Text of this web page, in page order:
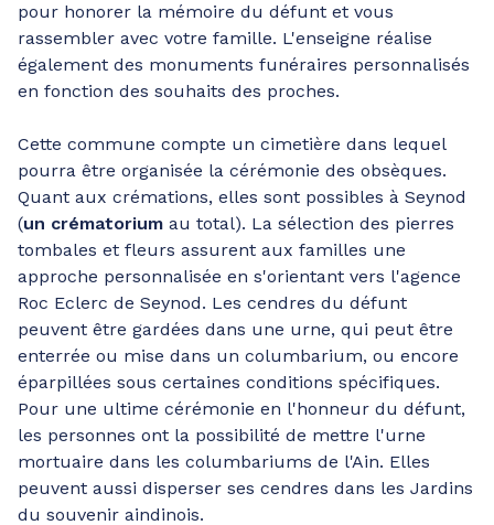
pour honorer la mémoire du défunt et vous
rassembler avec votre famille. L'enseigne réalise
également des monuments funéraires personnalisés
en fonction des souhaits des proches.
Cette commune compte un cimetière dans lequel
pourra être organisée la cérémonie des obsèques.
Quant aux crémations, elles sont possibles à Seynod
(un crématorium au total). La sélection des pierres
tombales et fleurs assurent aux familles une
approche personnalisée en s'orientant vers l'agence
Roc Eclerc de Seynod. Les cendres du défunt
peuvent être gardées dans une urne, qui peut être
enterrée ou mise dans un columbarium, ou encore
éparpillées sous certaines conditions spécifiques.
Pour une ultime cérémonie en l'honneur du défunt,
les personnes ont la possibilité de mettre l'urne
mortuaire dans les columbariums de l'Ain. Elles
peuvent aussi disperser ses cendres dans les Jardins
du souvenir aindinois.